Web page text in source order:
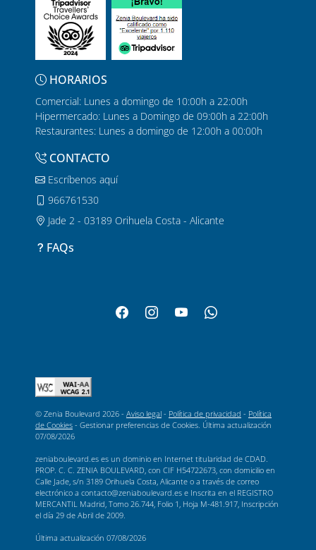
HORARIOS
Comercial: Lunes a domingo de 10:00h a 22:00h
Hipermercado: Lunes a Domingo de 09:00h a 22:00h
Restaurantes: Lunes a domingo de 12:00h a 00:00h
CONTACTO
Escríbenos aquí
966761530
Jade 2 - 03189 Orihuela Costa - Alicante
FAQs
© Zenia Boulevard 2026 - Aviso legal - Política de privacidad - Política
de Cookies - Gestionar preferencias de Cookies. Última actualización
07/08/2026
zeniaboulevard.es es un dominio en Internet titularidad de CDAD.
PROP. C. C. ZENIA BOULEVARD, con CIF H54722673, con domicilio en
Calle Jade, s/n 3189 Orihuela Costa, Alicante o a través de correo
electrónico a contacto@zeniaboulevard.es e Inscrita en el REGISTRO
MERCANTIL Madrid, Tomo 26.744, Folio 1, Hoja M-481.917, Inscripción
el día 29 de Abril de 2009.
Última actualización 07/08/2026